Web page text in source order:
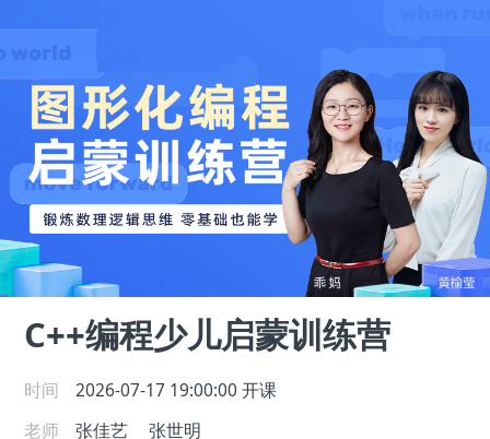
C++编程少儿启蒙训练营
时间 2026-07-17 19:00:00 开课
老师
张佳艺 张世明